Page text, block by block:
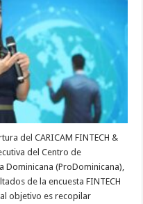
FINTECH
en
la
apertura
del
CARICAM
FINTECH
&
Insurtech
Summit
2023
del CARICAM FINTECH &
del Centro de
Dominicana (ProDominicana),
de la encuesta FINTECH
objetivo es recopilar